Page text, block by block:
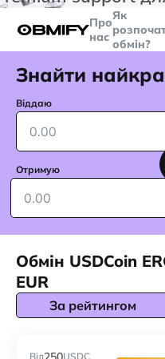
більше
Про
нас
Як
обмін?
Знайти
Віддаю
Отримую
Обмін USDCoin
EUR
За рейтингом
Від USDC